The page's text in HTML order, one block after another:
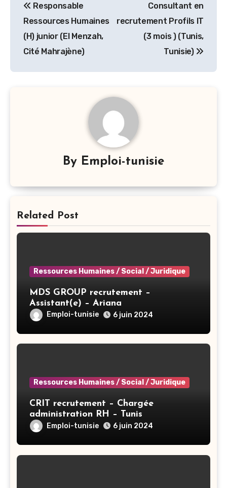
de
l’article
Responsable
Ressources Humaines
(H) junior (El Menzah,
Cité Mahrajène)
Consultant en
recrutement Profils IT
(3 mois ) (Tunis,
Tunisie)
By Emploi-tunisie
Related Post
Ressources Humaines / Social / Juridique
MDS GROUP recrutement –
Assistant(e) – Ariana
Emploi-tunisie 6 juin 2024
Ressources Humaines / Social / Juridique
CRIT recrutement – Chargée
administration RH – Tunis
Emploi-tunisie 6 juin 2024